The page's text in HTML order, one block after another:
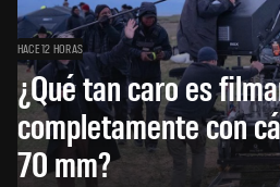
HACE 12 HORAS
¿Qué tan caro es
completamente con
70 mm?